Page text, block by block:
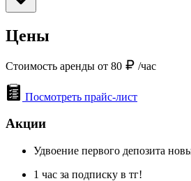
Цены
Стоимость аренды от 80 /час
Посмотреть прайс-лист
Акции
Удвоение первого депозита
1 час за подписку в тг!